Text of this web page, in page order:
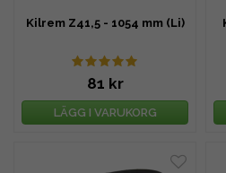
Kilrem Z41,5 - 1054 mm (Li)
81 kr
LÄGG I VARUKORG